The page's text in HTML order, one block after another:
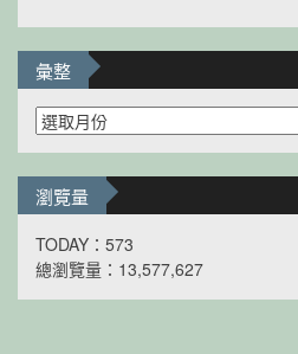
彙整
彙
整
瀏覽量
TODAY：573
總瀏覽量：13,577,627